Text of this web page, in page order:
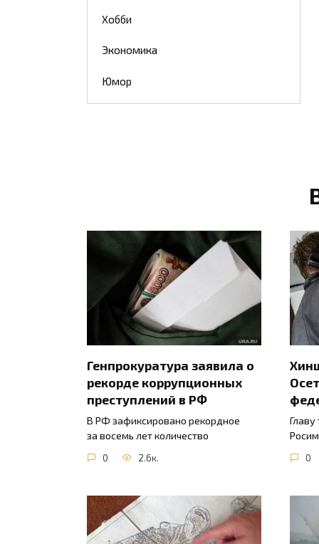
Хобби
Экономика
Юмор
Генпрокуратура заявила о
рекорде коррупционных
преступлений в РФ
В РФ зафиксировано рекордное
за восемь лет количество
0 2.6к. 0